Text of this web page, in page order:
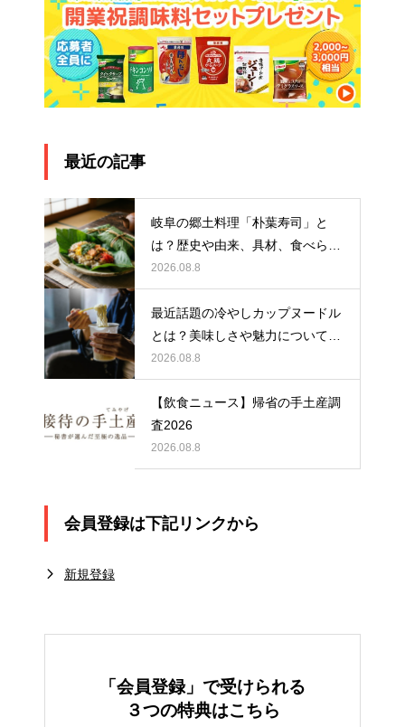
最近の記事
岐阜の郷土料理「朴葉寿司」と
は？歴史や由来、具材、食べられ
る時期まで徹底紹介
2026.08.8
最近話題の冷やしカップヌードル
とは？美味しさや魅力について解
説！
2026.08.8
【飲食ニュース】帰省の手土産調
査2026
2026.08.8
会員登録は下記リンクから
新規登録
「会員登録」で受けられる
３つの特典はこちら